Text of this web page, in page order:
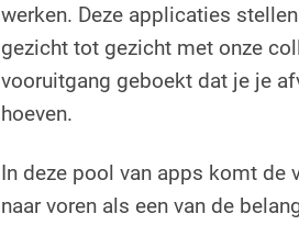
werken. Deze applicaties
gezicht tot gezicht met onze
vooruitgang geboekt dat je je
hoeven.
In deze pool van apps komt de
naar voren als een van de